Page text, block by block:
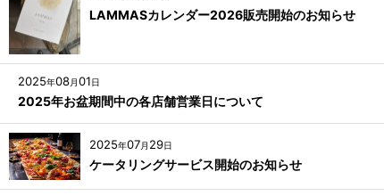
LAMMASカレンダー2026販売開始のお知らせ
2025年08月01日
2025年お盆期間中の各店舗営業日について
2025年07月 29日
ケータリングサービス開始のお知らせ